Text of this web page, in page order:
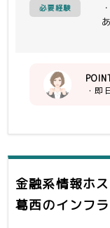
必要経験
・即
金融系情報ホ
葛西のインフ